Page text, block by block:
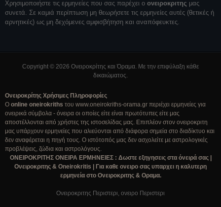
Χρησιμοποιήστε τις ερμηνείες που σας παρέχει ο ονειροκριτης μας
συνετά. Σε καμιά περίπτωση μη θεωρήσετε τις ερμηνείες αυτές (θετικές ή
αρνητικές) ως μη δεχόμενες αμφισβήτηση και αναπόφευκτες.
Copyright © 2026 Ονειροκρίτης και Όραμα. Με την επιφύλαξη κάθε
δικαιώματος.
Ονειροκρίτης Χρήσιμες Πληροφορίες
Ο online oneirokriths του www.oneirokriths-orama.gr περιέχει ερμηνείες για
ονειρικά σύμβολα - όνειρα οι οποίες είτε είναι πρωτότυπες είτε μας
αποστέλλονται από χρήστες της ιστοσελίδας μας. Επιπλέον στον ονειροκριτη
μας υπάρχουν ερμηνείες που αλιεύονται από διάφορα σημεία στο διαδίκτυο και
δεν αναφέρεται η πηγή τους. Ο ιστότοπός μας δεν ασχολείτε με αστρολογικές
προβλέψεις, ζώδια και αστρολόγους.
ΟΝΕΙΡΟΚΡΙΤΗΣ ΟΝΕΙΡΑ ΕΡΜΗΝΕΙΕΣ : Δωστε εξηγησεις στα όνειρά σας |
Ονειροκριτης & Oneirokritis | Για καθε ονειρο σας υπαρχει η καλυτερη
ερμηνεία στο Ονειροκριτης & Οραμα.
Ονειροκριτης Περιστερι, ονειρο Περιστερι